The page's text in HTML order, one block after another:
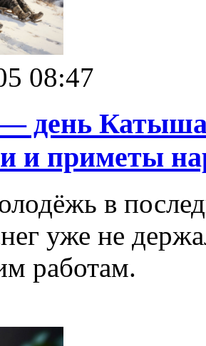
08:47
день
и приметы
в
уже не
работам.